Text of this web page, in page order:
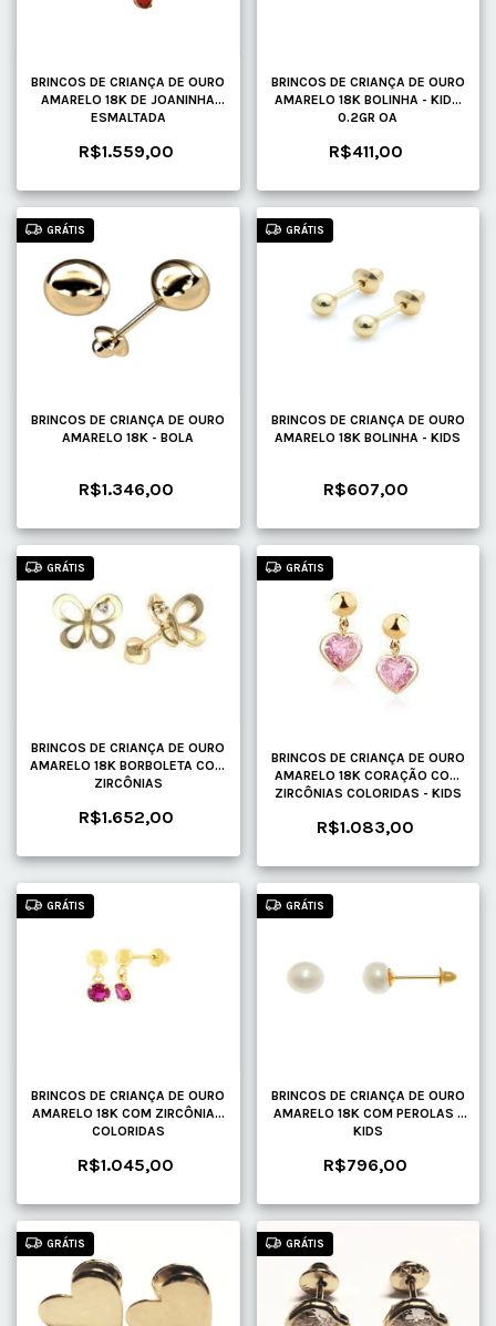
BRINCOS DE CRIANÇA DE OURO
AMARELO 18K DE JOANINHA
ESMALTADA
R$1.559,00
BRINCOS DE CRIANÇA DE OURO
AMARELO 18K BOLINHA - KIDS
0.2GR OA
R$411,00
GRÁTIS
BRINCOS DE CRIANÇA DE OURO
AMARELO 18K - BOLA
R$1.346,00
GRÁTIS
BRINCOS DE CRIANÇA DE OURO
AMARELO 18K BOLINHA - KIDS
R$607,00
GRÁTIS
BRINCOS DE CRIANÇA DE OURO
AMARELO 18K BORBOLETA COM
ZIRCÔNIAS
R$1.652,00
GRÁTIS
BRINCOS DE CRIANÇA DE OURO
AMARELO 18K CORAÇÃO COM
ZIRCÔNIAS COLORIDAS - KIDS
R$1.083,00
GRÁTIS
BRINCOS DE CRIANÇA DE OURO
AMARELO 18K COM ZIRCÔNIAS
COLORIDAS
R$1.045,00
GRÁTIS
BRINCOS DE CRIANÇA DE OURO
AMARELO 18K COM PEROLAS -
KIDS
R$796,00
GRÁTIS GRÁTIS